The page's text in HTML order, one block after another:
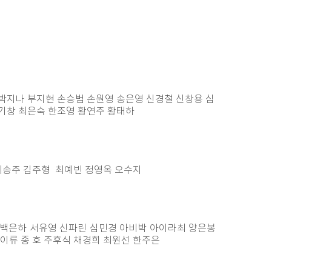
지나 부지현 손승범 손원영 송은영 신경철 신창용 심
창 최은숙 한조영 황연주 황태하
주 김주형 최예빈 정영옥 오수지
은하 서유영 신파린 심민경 아비박 아이라최 양은봉
류 종 호 주후식 채경희 최원선 한주은